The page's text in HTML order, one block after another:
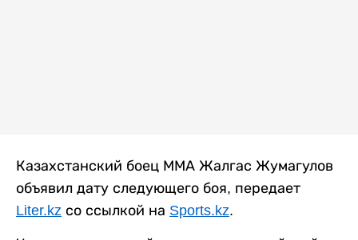
Казахстанский боец ММА Жалгас Жумагулов
объявил дату следующего боя, передает
Liter.kz со ссылкой на Sports.kz.